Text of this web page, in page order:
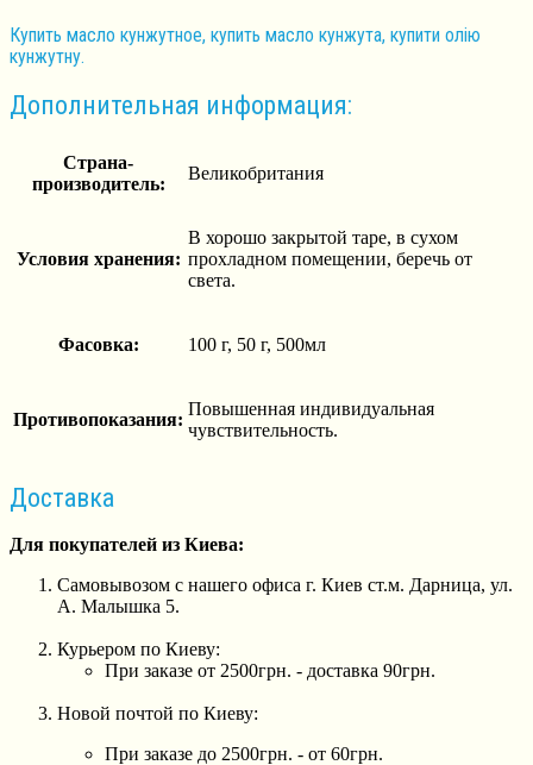
Купить масло кунжутное, купить масло кунжута, купити олію
кунжутну.
Дополнительная информация:
Страна-
производитель:
Великобритания
Условия хранения:
В хорошо закрытой таре, в сухом
прохладном помещении, беречь от
света.
Фасовка: 100 г, 50 г, 500мл
Противопоказания:
Повышенная индивидуальная
чувствительность.
Доставка
Для покупателей из Киева:
Самовывозом с нашего офиса г. Киев ст.м. Дарница, ул.
А. Малышка 5.
Курьером по Киеву:
При заказе от 2500грн. - доставка 90грн.
Новой почтой по Киеву:
При заказе до 2500грн. - от 60грн.